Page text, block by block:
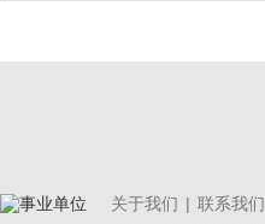
关于我们 | 联系我们